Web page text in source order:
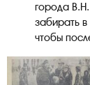
города
забирать
чтобы